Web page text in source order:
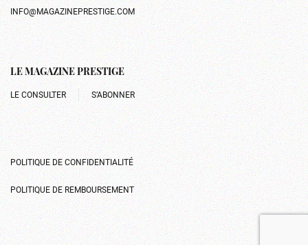
INFO@MAGAZINEPRESTIGE.COM
LE MAGAZINE PRESTIGE
LE CONSULTER S’ABONNER
POLITIQUE DE CONFIDENTIALITÉ
POLITIQUE DE REMBOURSEMENT